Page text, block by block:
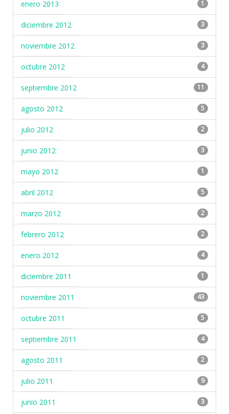
enero 2013 1
diciembre 2012 3
noviembre 2012 3
octubre 2012 4
septiembre 2012 11
agosto 2012 5
julio 2012 2
junio 2012 3
mayo 2012 1
abril 2012 5
marzo 2012 2
febrero 2012 2
enero 2012 4
diciembre 2011 1
noviembre 2011 43
octubre 2011 5
septiembre 2011 4
agosto 2011 2
julio 2011 9
junio 2011 3